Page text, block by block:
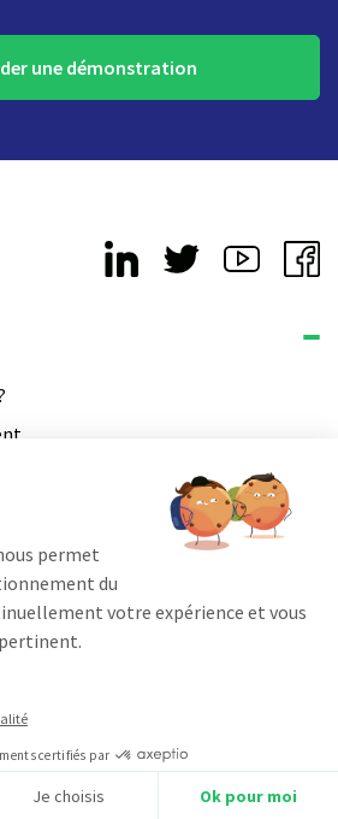
une démonstration
permet
du
votre expérience et vous
certifiés par
Je choisis Ok pour moi